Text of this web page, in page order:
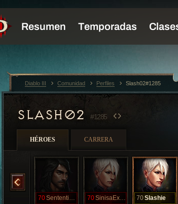
SLASH02 #1285
HÉROES CARRERA
Salacious 70 Sententious 70 SinisaExalte 70Slashie
Diablo III Comunidad Perfiles Slash02#1285